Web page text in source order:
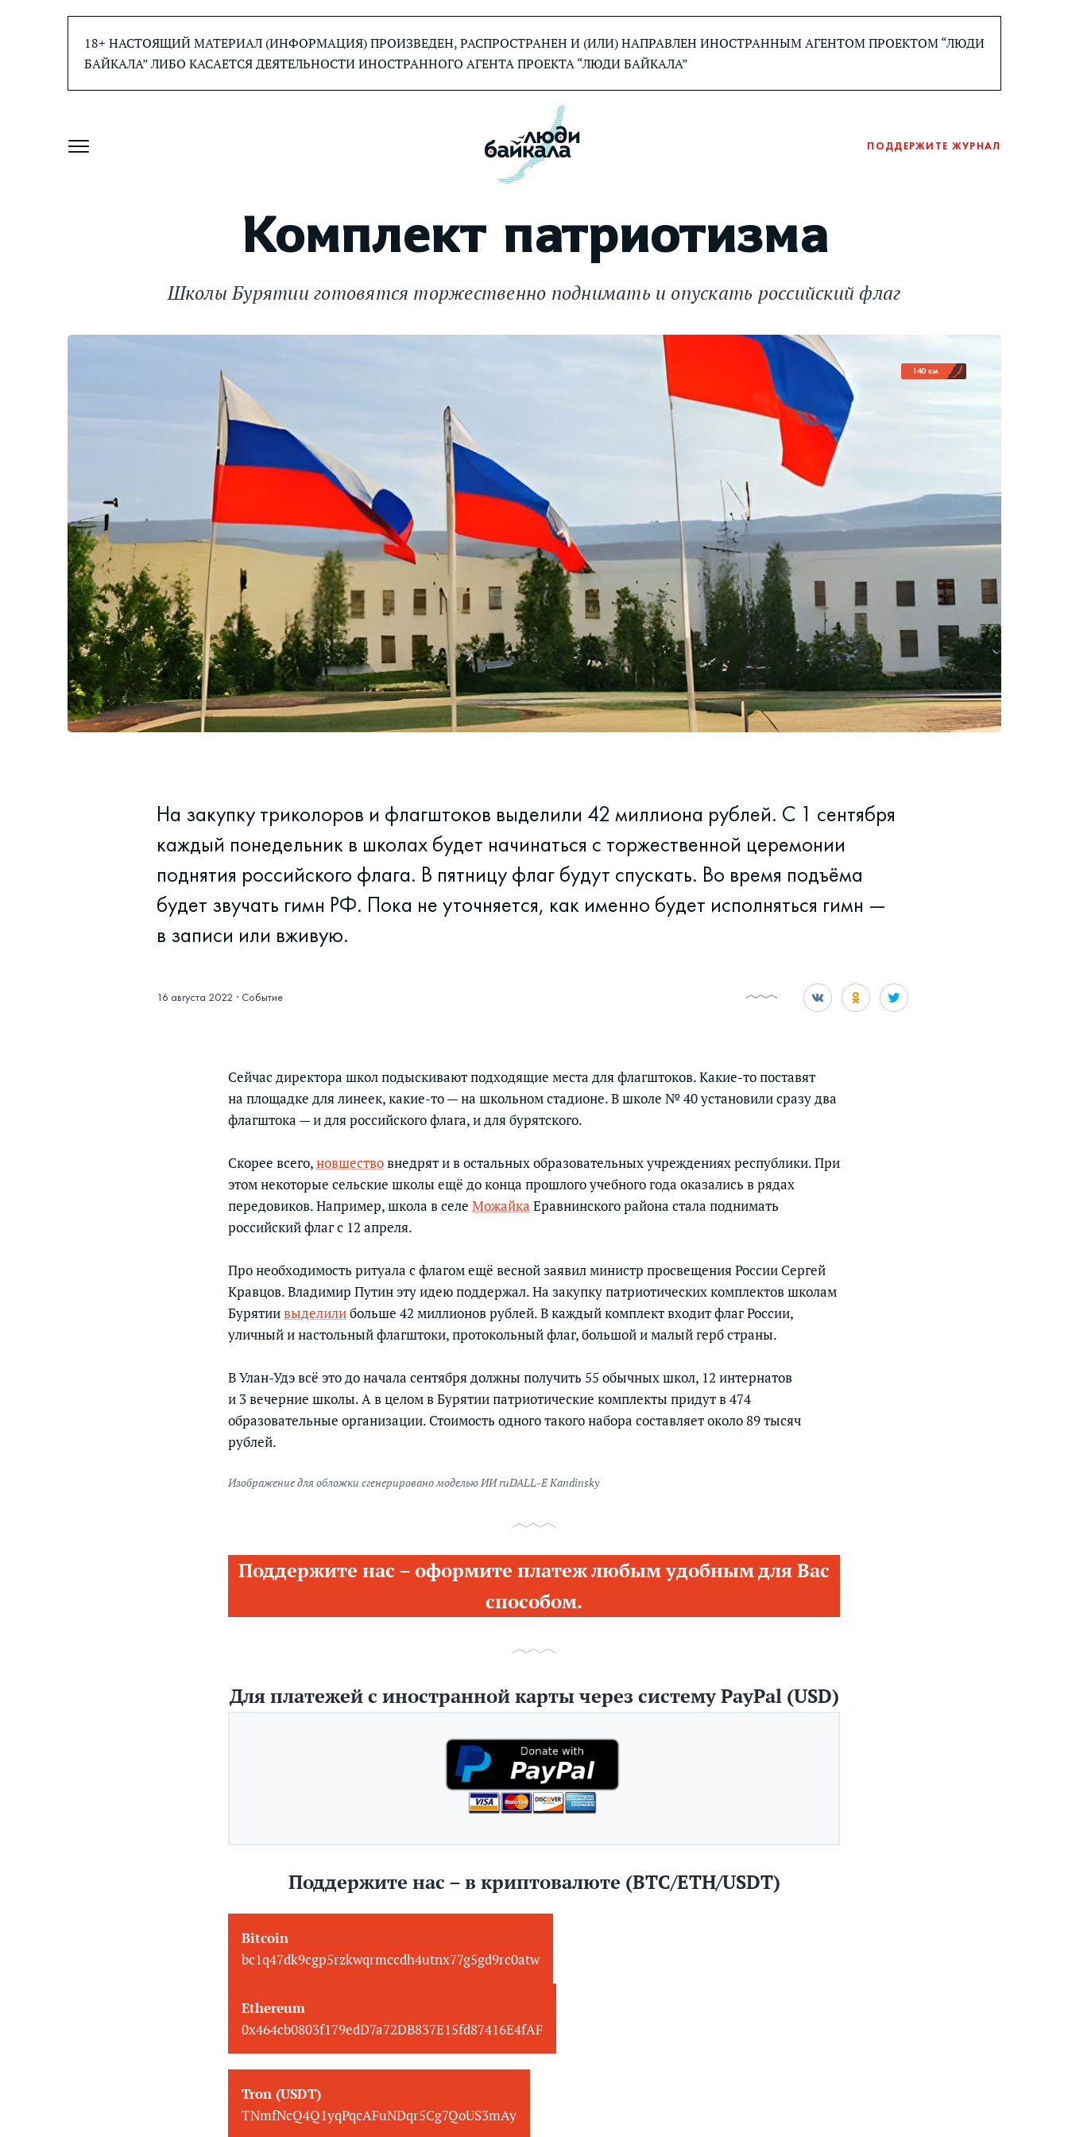
18+ НАСТОЯЩИЙ МАТЕРИАЛ (ИНФОРМАЦИЯ) ПРОИЗВЕДЕН, РАСПРОСТРАНЕН И (ИЛИ) НАПРАВЛЕН ИНОСТРАННЫМ АГЕНТОМ ПРОЕКТОМ “ЛЮДИ
БАЙКАЛА” ЛИБО КАСАЕТСЯ ДЕЯТЕЛЬНОСТИ ИНОСТРАННОГО АГЕНТА ПРОЕКТА “ЛЮДИ БАЙКАЛА”
ПОДДЕРЖИТЕ ЖУРНАЛ
Комплект патриотизма
Школы Бурятии готовятся торжественно поднимать и опускать российский флаг
140 км
На закупку триколоров и флагштоков выделили 42 миллиона рублей. С 1 сентября
каждый понедельник в школах будет начинаться с торжественной церемонии
поднятия российского флага. В пятницу флаг будут спускать. Во время подъёма
будет звучать гимн РФ. Пока не уточняется, как именно будет исполняться гимн —
в записи или вживую.
16 августа 2022 · Событие
Сейчас директора школ подыскивают подходящие места для флагштоков. Какие-то поставят
на площадке для линеек, какие-то — на школьном стадионе. В школе № 40 установили сразу два
флагштока — и для российского флага, и для бурятского.
Скорее всего,новшествовнедрят и в остальных образовательных учреждениях республики. При
этом некоторые сельские школы ещё до конца прошлого учебного года оказались в рядах
передовиков. Например, школа в селе Можайка Еравнинского района стала поднимать
российский флаг с 12 апреля.
Про необходимость ритуала с флагом ещё весной заявил министр просвещения России Сергей
Кравцов. Владимир Путин эту идею поддержал. На закупку патриотических комплектов школам
Бурятиивыделилибольше 42 миллионов рублей. В каждый комплект входит флаг России,
уличный и настольный флагштоки, протокольный флаг, большой и малый герб страны.
В Улан-Удэ всё это до начала сентября должны получить 55 обычных школ, 12 интернатов
и 3 вечерние школы. А в целом в Бурятии патриотические комплекты придут в 474
образовательные организации. Стоимость одного такого набора составляет около 89 тысяч
рублей.
Изображение для обложки сгенерировано моделью ИИ ruDALL-E Kandinsky
Поддержите нас – оформите платеж любым удобным для Вас
способом.
Для платежей с иностранной карты через систему PayPal (USD)
Поддержите нас – в криптовалюте (BTC/ETH/USDT)
Bitcoin
bc1q47dk9cgp5rzkwqrmccdh4utnx77g5gd9rc0atw
Ethereum
0x464cb0803f179edD7a72DB837E15fd87416E4fAF
Tron (USDT)
TNmfNcQ4Q1yqPqcAFuNDqr5Cg7QoUS3mAy